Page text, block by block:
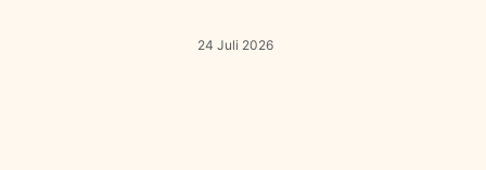
24 Juli 2026